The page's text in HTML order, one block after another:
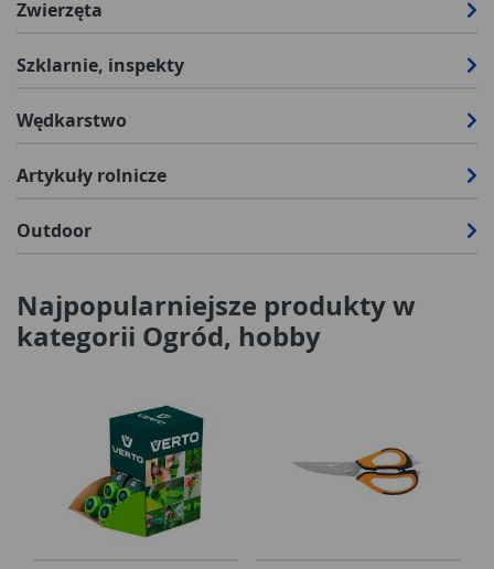
Zwierzęta
Szklarnie, inspekty
Wędkarstwo
Artykuły rolnicze
Outdoor
Najpopularniejsze produkty w
kategorii Ogród, hobby